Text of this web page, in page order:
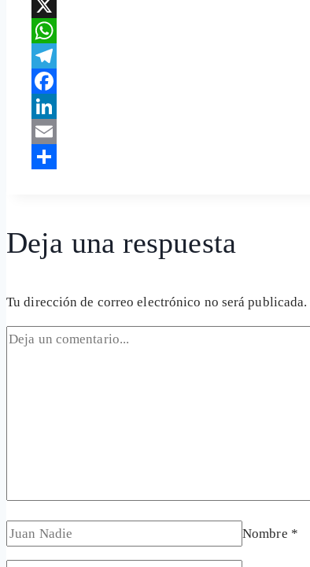
X
WhatsApp
Telegram
Facebook
LinkedIn
Email
Deja una respuesta
Tu dirección de correo electrónico no será publicada.
Nombre *